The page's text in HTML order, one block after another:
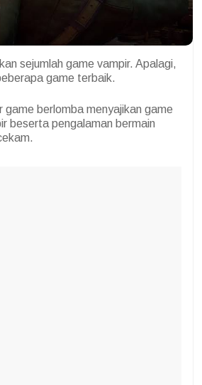
sejumlah game vampir. Apalagi,
game terbaik.
game berlomba menyajikan game
beserta pengalaman bermain